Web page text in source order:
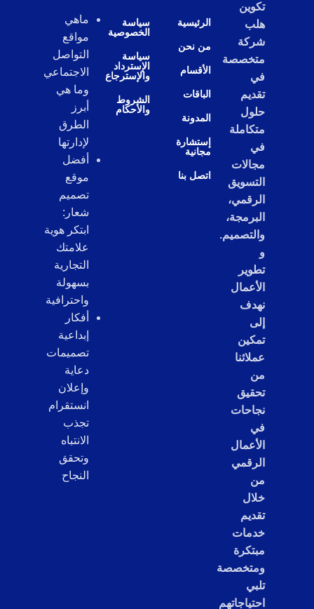
تكوين
هلب
شركة
متخصصة
في
تقديم
حلول
متكاملة
في
مجالات
التسويق
الرقمي،
البرمجة،
والتصميم.
و
تطوير
الأعمال
نهدف
إلى
تمكين
عملائنا
من
تحقيق
نجاحات
في
الأعمال
الرقمي
من
خلال
تقديم
خدمات
مبتكرة
ومتخصصة
تلبي
احتياجاتهم
الرئيسية
من نحن
الأقسام
الباقات
المدونة
إستشارة
مجانية
اتصل بنا
سياسة
الخصوصية
سياسة
الإسترداد
والإسترجاع
الشروط
والأحكام
ماهي
مواقع
التواصل
الاجتماعي
وما هي
أبرز
الطرق
لإدارتها
أفضل
موقع
تصميم
شعار:
ابتكر هوية
علامتك
التجارية
بسهولة
واحترافية
أفكار
إبداعية
تصميمات
دعاية
وإعلان
انستقرام
تجذب
الانتباه
وتحقق
النجاح